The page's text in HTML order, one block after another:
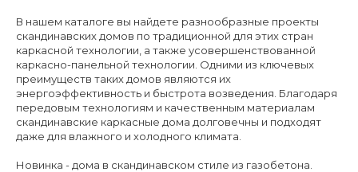
В нашем каталоге вы найдете разнообразные проекты
скандинавских домов по традиционной для этих стран
каркасной технологии, а также усовершенствованной
каркасно-панельной технологии. Одними из ключевых
преимуществ таких домов являются их
энергоэффективность и быстрота возведения. Благодаря
передовым технологиям и качественным материалам
скандинавские каркасные дома долговечны и подходят
даже для влажного и холодного климата.
Новинка - дома в скандинавском стиле из газобетона.